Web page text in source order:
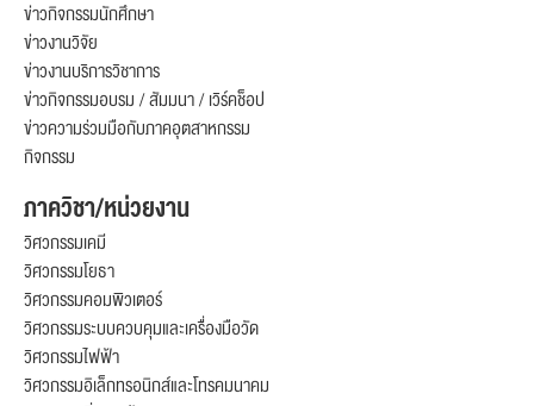
ข่าวกิจกรรมนักศึกษา
ข่าวงานวิจัย
ข่าวงานบริการวิชาการ
ข่าวกิจกรรมอบรม / สัมมนา / เวิร์คช็อป
ข่าวความร่วมมือกับภาคอุตสาหกรรม
กิจกรรม
ภาควิชา/หน่วยงาน
วิศวกรรมเคมี
วิศวกรรมโยธา
วิศวกรรมคอมพิวเตอร์
วิศวกรรมระบบควบคุมและเครื่องมือวัด
วิศวกรรมไฟฟ้า
วิศวกรรมอิเล็กทรอนิกส์และโทรคมนาคม